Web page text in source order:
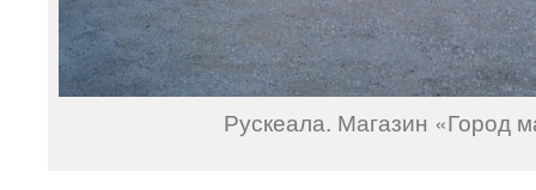
Рускеала. Магазин «Город